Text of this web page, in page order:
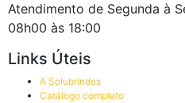
Atendimento de Segunda à
08h00 às 18:00
Links Úteis
A Solubrindes
Catálogo completo